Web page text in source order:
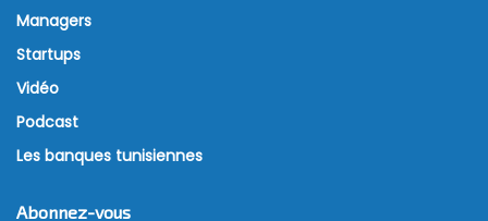
Managers
Startups
Vidéo
Podcast
Les banques tunisiennes
Abonnez-vous